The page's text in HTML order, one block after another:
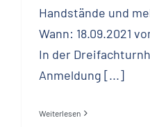
Handstände und
Wann: 18.09.2021
In der
Anmeldung [...]
Weiterlesen